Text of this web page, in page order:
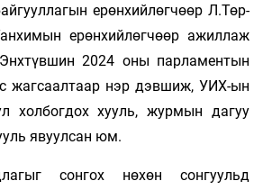
ерөнхийлөгчөөр Л.Төр-
ерөнхийлөгчөөр ажиллаж
2024 оны парламентын
жагсаалтаар нэр дэвшиж, УИХ-ын
холбогдох хууль, журмын дагуу
явуулсан юм.
сонгох нөхөн сонгуульд